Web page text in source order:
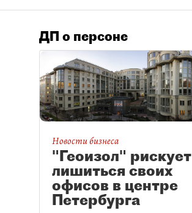
ДП о персоне
Новости бизнеса
"Геоизол" рискует
лишиться своих
офисов в центре
Петербурга